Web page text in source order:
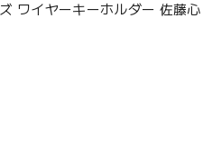
ワイヤーキーホルダー 佐藤